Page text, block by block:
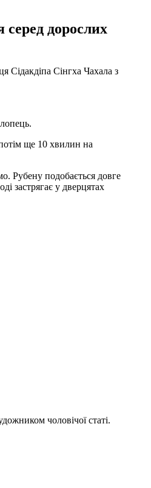
дорослих
Сідакдіпа Сінгха Чахала з
ще 10 хвилин на
Рубену подобається довге
застрягає у дверцятах
чоловічої статі.